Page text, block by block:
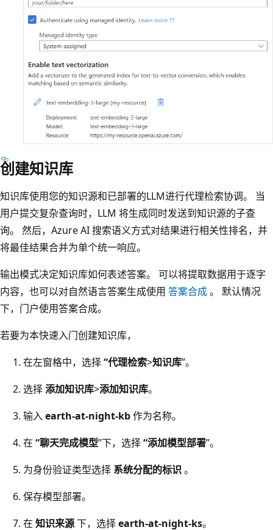
创建知识库
知识库使用您的知识源和已部署的LLM进行代理检索协调。 当
用户提交复杂查询时，LLM 将生成同时发送到知识源的子查
询。 然后，Azure AI 搜索语义方式对结果进行相关性排名，并
将最佳结果合并为单个统一响应。
输出模式决定知识库如何表述答案。 可以将提取数据用于逐字
内容，也可以对自然语言答案生成使用 答案合成。 默认情况
下，门户使用答案合成。
若要为本快速入门创建知识库，
在左窗格中，选择“代理检索>知识库”。
选择添加知识库>添加知识库。
输入earth-at-night-kb作为名称。
在 “聊天完成模型”下，选择“添加模型部署”。
为身份验证类型选择 系统分配的标识。
保存模型部署。
在 知识来源下，选择earth-at-night-ks。